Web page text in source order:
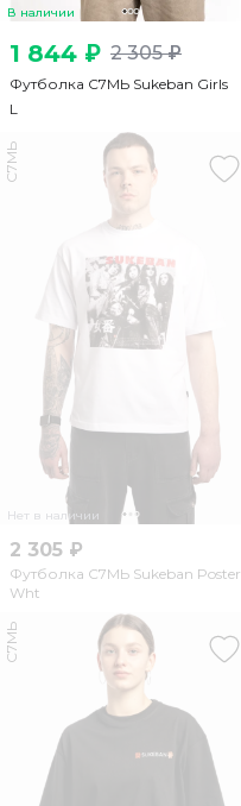
В наличии
1 844 ₽ 2 305 ₽
Футболка С7МЬ Sukeban Girls
L
Нет в наличии
С7МЬ
2 305 ₽
Футболка С7МЬ Sukeban Poster
Wht
С7МЬ